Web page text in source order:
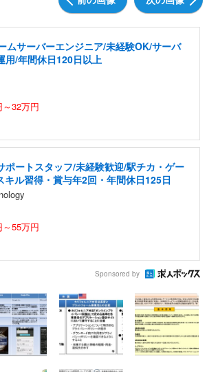
ムサーバーエンジニア/未経験OK/サーバ
用/年間休日120日以上
～32万円
ポートスタッフ/未経験歓迎/駅チカ・ゲー
キル習得・賞与年2回・年間休日125日
～55万円
Sponsored by